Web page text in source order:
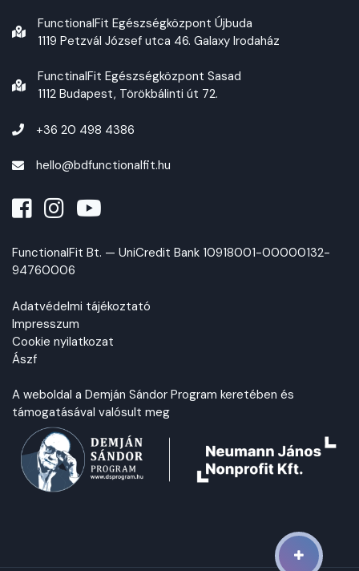
FunctionalFit Egészségközpont Újbuda
1119 Petzvál József utca 46. Galaxy Irodaház
FunctinalFit Egészségközpont Sasad
1112 Budapest, Törökbálinti út 72.
+36 20 498 4386
hello@bdfunctionalfit.hu
FunctionalFit Bt. — UniCredit Bank 10918001-00000132-
94760006
Adatvédelmi tájékoztató
Impresszum
Cookie nyilatkozat
Ászf
A weboldal a Demján Sándor Program keretében és
támogatásával valósult meg